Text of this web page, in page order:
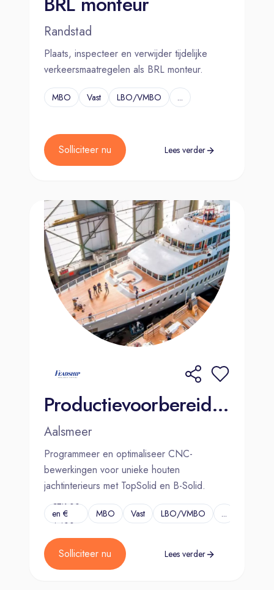
Randstad
Plaats, inspecteer en verwijder tijdelijke
verkeersmaatregelen als BRL monteur.
MBO Vast LBO/VMBO ...
Solliciteer nu Lees verder
Productievoorbereider Interieurbouw Superjachten - Dutch speaking | Aalsmeer
Aalsmeer
Programmeer en optimaliseer CNC-
bewerkingen voor unieke houten
jachtinterieurs met TopSolid en B-Solid.
€2.900
en €
4.400
MBO Vast LBO/VMBO ...
Solliciteer nu Lees verder